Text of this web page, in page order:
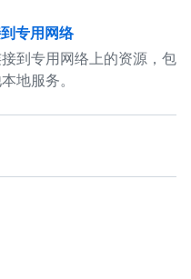
专用网络
到专用网络上的资源，包
地服务。